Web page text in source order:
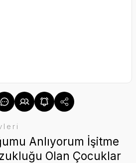
Anlıyorum İşitme
Olan Çocuklar